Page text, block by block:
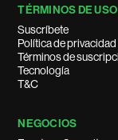
TÉRMINOS DE USO
Suscríbete
Política de privacidad
Términos de
Tecnología
T&C
NEGOCIOS